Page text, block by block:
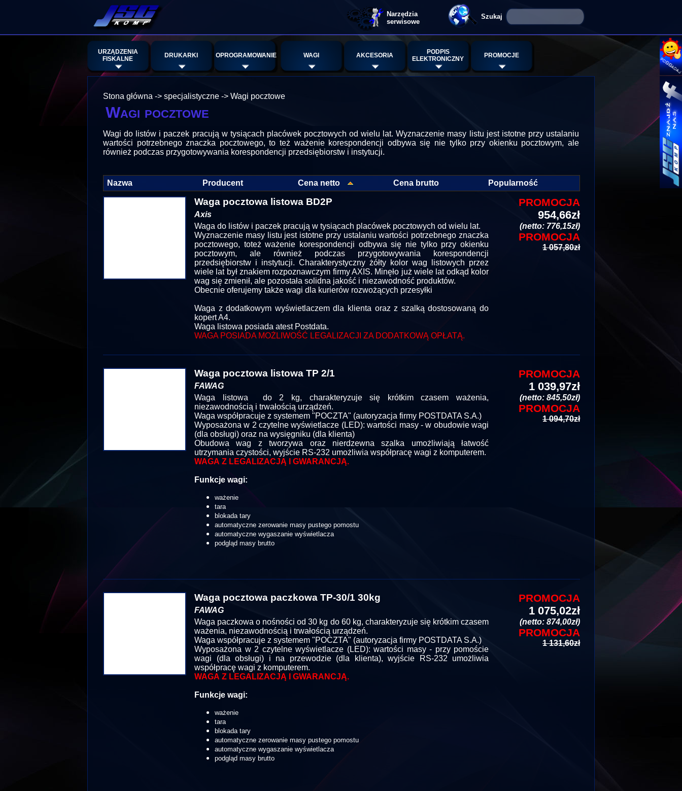
Narzędzia
serwisowe
URZĄDZENIA
FISKALNE
DRUKARKI OPROGRAMOWANIE WAGI AKCESORIA
PODPIS
ELEKTRONICZNY
PROMOCJE
Stona główna -> specjalistyczne -> Wagi pocztowe
Wagi pocztowe
Wagi do listów i paczek pracują w tysiącach placówek pocztowych od wielu lat. Wyznaczenie masy listu jest istotne przy ustalaniu
wartości potrzebnego znaczka pocztowego, to też ważenie korespondencji odbywa się nie tylko przy okienku pocztowym, ale
również podczas przygotowywania korespondencji przedsiębiorstw i instytucji.
Nazwa Producent Cena netto Cena brutto Popularność
Waga pocztowa listowa BD2P
Axis
Waga do listów i paczek pracują w tysiącach placówek pocztowych od wielu lat.
Wyznaczenie masy listu jest istotne przy ustalaniu wartości potrzebnego znaczka
pocztowego, toteż ważenie korespondencji odbywa się nie tylko przy okienku
pocztowym, ale również podczas przygotowywania korespondencji
przedsiębiorstw i instytucji. Charakterystyczny żółty kolor wag listowych przez
wiele lat był znakiem rozpoznawczym firmy AXIS. Minęło już wiele lat odkąd kolor
wag się zmienił, ale pozostała solidna jakość i niezawodność produktów.
Obecnie oferujemy także wagi dla kurierów rozwożących przesyłki
Waga z dodatkowym wyświetlaczem dla klienta oraz z szalką dostosowaną do
kopert A4.
Waga listowa posiada atest Postdata.
WAGA POSIADA MOŻLIWOŚĆ LEGALIZACJI ZA DODATKOWĄ OPŁATĄ.
PROMOCJA
954,66zł
(netto: 776,15zł)
PROMOCJA
1 057,80zł
Waga pocztowa listowa TP 2/1
FAWAG
Waga listowa do 2 kg, charakteryzuje się krótkim czasem ważenia,
niezawodnością i trwałością urządzeń.
Waga współpracuje z systemem "POCZTA" (autoryzacja firmy POSTDATA S.A.)
Wyposażona w 2 czytelne wyświetlacze (LED): wartości masy - w obudowie wagi
(dla obsługi) oraz na wysięgniku (dla klienta)
Obudowa wag z tworzywa oraz nierdzewna szalka umożliwiają łatwość
utrzymania czystości, wyjście RS-232 umożliwia współpracę wagi z komputerem.
WAGA Z LEGALIZACJĄ I GWARANCJĄ.
Funkcje wagi:
ważenie
tara
blokada tary
automatyczne zerowanie masy pustego pomostu
automatyczne wygaszanie wyświetlacza
podgląd masy brutto
PROMOCJA
1 039,97zł
(netto: 845,50zł)
PROMOCJA
1 094,70zł
Waga pocztowa paczkowa TP-30/1 30kg
FAWAG
Waga paczkowa o nośności od 30 kg do 60 kg, charakteryzuje się krótkim czasem
ważenia, niezawodnością i trwałością urządzeń.
Waga współpracuje z systemem "POCZTA" (autoryzacja firmy POSTDATA S.A.)
Wyposażona w 2 czytelne wyświetlacze (LED): wartości masy - przy pomoście
wagi (dla obsługi) i na przewodzie (dla klienta), wyjście RS-232 umożliwia
współpracę wagi z komputerem.
WAGA Z LEGALIZACJĄ I GWARANCJĄ.
Funkcje wagi:
ważenie
tara
blokada tary
automatyczne zerowanie masy pustego pomostu
automatyczne wygaszanie wyświetlacza
podgląd masy brutto
PROMOCJA
1 075,02zł
(netto: 874,00zł)
PROMOCJA
1 131,60zł